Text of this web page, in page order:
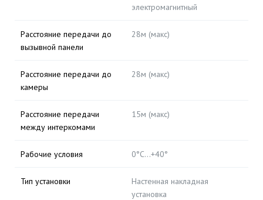
электромагнитный
Расстояние передачи до
вызывной панели
28м (макс)
Расстояние передачи до
камеры
28м (макс)
Расстояние передачи
между интеркомами
15м (макс)
Рабочие условия 0°C…+40°
Тип установки
Настенная накладная
установка